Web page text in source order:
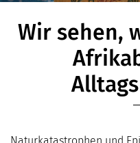
Wir sehen,